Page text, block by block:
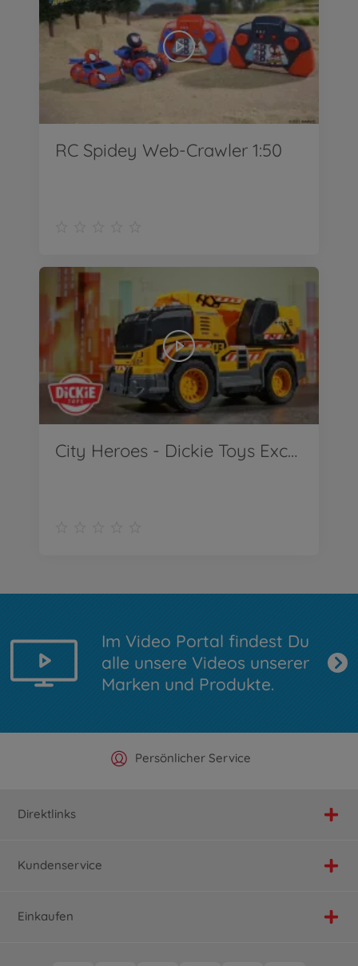
RC Spidey Web-Crawler 1:50
City Heroes - Dickie Toys Excavator Truck
Im Video Portal findest Du
alle unsere Videos unserer
Marken und Produkte.
Offizieller Hersteller Shop
Persönlicher Service
Versandkostenfrei ab 25€
Schnelle Lieferung
Direktlinks
Kundenservice
Einkaufen